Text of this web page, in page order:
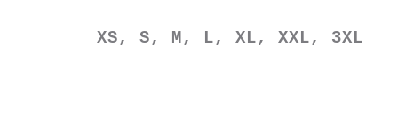
XS / S / M / L / XL / XXL
XS, S, M, L, XL, XXL, 3XL